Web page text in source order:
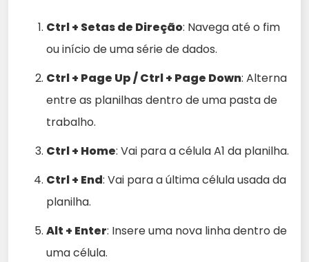
Ctrl + Setas de Direção: Navega até o fim
ou início de uma série de dados.
Ctrl + Page Up / Ctrl + Page Down: Alterna
entre as planilhas dentro de uma pasta de
trabalho.
Ctrl + Home: Vai para a célula A1 da planilha.
Ctrl + End: Vai para a última célula usada da
planilha.
Alt + Enter: Insere uma nova linha dentro de
uma célula.